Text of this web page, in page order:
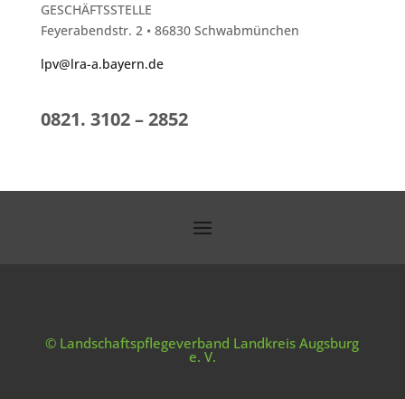
GESCHÄFTSSTELLE
Feyerabendstr. 2 • 86830 Schwabmünchen
lpv@lra-a.bayern.de
0821. 3102 – 2852
© Landschaftspflegeverband Landkreis Augsburg
e. V.